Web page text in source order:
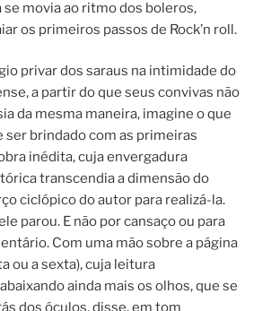
se movia ao ritmo dos boleros,
os primeiros passos de Rock’n roll.
privar dos saraus na intimidade do
a partir do que seus convivas não
da mesma maneira, imagine o que
ser brindado com as primeiras
inédita, cuja envergadura
transcendia a dimensão do
ciclópico do autor para realizá-la.
parou. E não por cansaço ou para
Com uma mão sobre a página
ou a sexta), cuja leitura
ainda mais os olhos, que se
dos óculos, disse, em tom